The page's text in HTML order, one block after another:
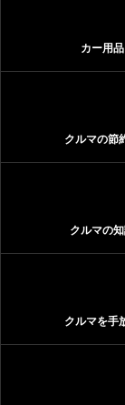
カー用品
クルマの節
クルマの
クルマを手